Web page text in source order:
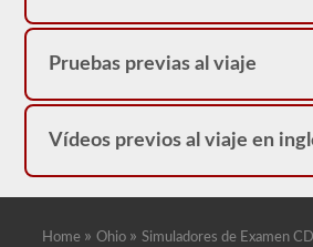
Pruebas previas al viaje
Vídeos previos al viaje en
Home » Ohio » Simuladores de Examen